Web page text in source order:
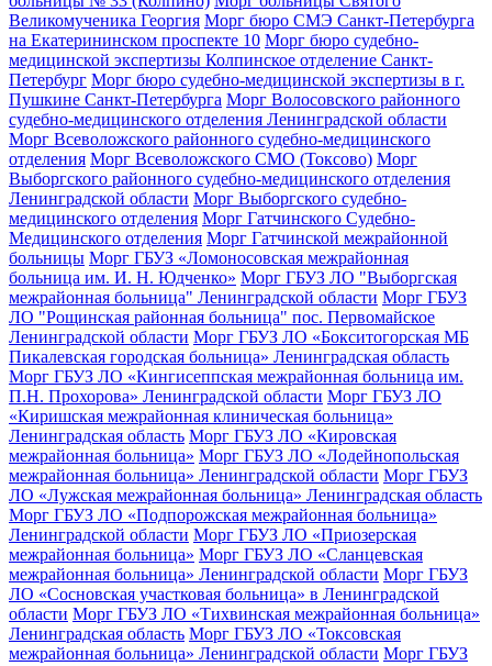
Великомученика Георгия Морг бюро СМЭ Санкт-Петербурга
на Екатерининском проспекте 10 Морг бюро судебно-
медицинской экспертизы Колпинское отделение Санкт-
Петербург Морг бюро судебно-медицинской экспертизы в г.
Пушкине Санкт-Петербурга Морг Волосовского районного
судебно-медицинского отделения Ленинградской области
Морг Всеволожского районного судебно-медицинского
отделения Морг Всеволожского СМО (Токсово) Морг
Выборгского районного судебно-медицинского отделения
Ленинградской области Морг Выборгского судебно-
медицинского отделения Морг Гатчинского Судебно-
Медицинского отделения Морг Гатчинской межрайонной
больницы Морг ГБУЗ «Ломоносовская межрайонная
больница им. И. Н. Юдченко» Морг ГБУЗ ЛО "Выборгская
межрайонная больница" Ленинградской области Морг ГБУЗ
ЛО "Рощинская районная больница" пос. Первомайское
Ленинградской области Морг ГБУЗ ЛО «Бокситогорская МБ
Пикалевская городская больница» Ленинградская область
Морг ГБУЗ ЛО «Кингисеппская межрайонная больница им.
П.Н. Прохорова» Ленинградской области Морг ГБУЗ ЛО
«Киришская межрайонная клиническая больница»
Ленинградская область Морг ГБУЗ ЛО «Кировская
межрайонная больница» Морг ГБУЗ ЛО «Лодейнопольская
межрайонная больница» Ленинградской области Морг ГБУЗ
ЛО «Лужская межрайонная больница» Ленинградская область
Морг ГБУЗ ЛО «Подпорожская межрайонная больница»
Ленинградской области Морг ГБУЗ ЛО «Приозерская
межрайонная больница» Морг ГБУЗ ЛО «Сланцевская
межрайонная больница» Ленинградской области Морг ГБУЗ
ЛО «Сосновская участковая больница» в Ленинградской
области Морг ГБУЗ ЛО «Тихвинская межрайонная больница»
Ленинградская область Морг ГБУЗ ЛО «Токсовская
межрайонная больница» Ленинградской области Морг ГБУЗ